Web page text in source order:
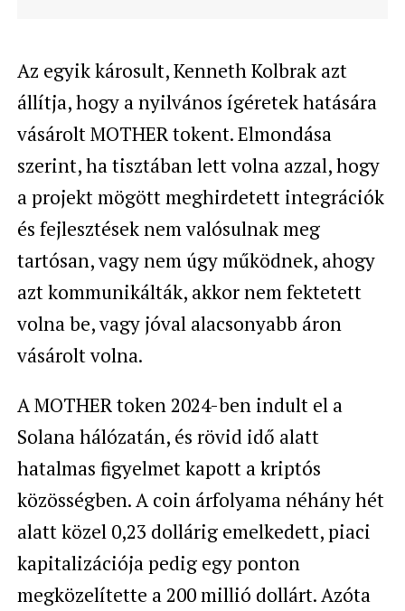
Az egyik károsult, Kenneth Kolbrak azt
állítja, hogy a nyilvános ígéretek hatására
vásárolt MOTHER tokent. Elmondása
szerint, ha tisztában lett volna azzal, hogy
a projekt mögött meghirdetett integrációk
és fejlesztések nem valósulnak meg
tartósan, vagy nem úgy működnek, ahogy
azt kommunikálták, akkor nem fektetett
volna be, vagy jóval alacsonyabb áron
vásárolt volna.
A MOTHER token 2024-ben indult el a
Solana hálózatán, és rövid idő alatt
hatalmas figyelmet kapott a kriptós
közösségben. A coin árfolyama néhány hét
alatt közel 0,23 dollárig emelkedett, piaci
kapitalizációja pedig egy ponton
megközelítette a 200 millió dollárt. Azóta